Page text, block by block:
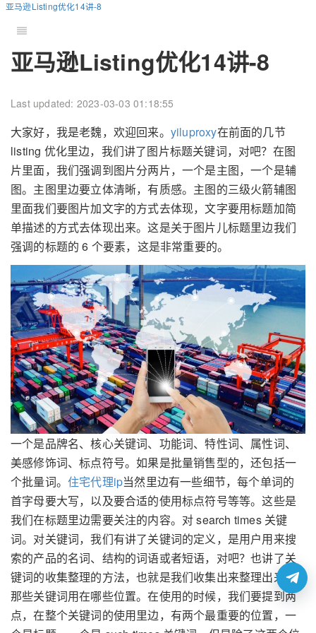
亚马逊Listing优化14讲-8
亚马逊Listing优化14讲-8
Last updated: 2023-03-03 01:18:55
大家好，我是老魏，欢迎回来。 yiluproxy在前面的几节
listing 优化里边，我们讲了图片标题关键词，对吧？在图
片里面，我们强调到图片分两片，一个是主图，一个是辅
图。主图里边要立体清晰，有质感。主图的三级火箭辅图
里面我们要图片加文字的方式去体现，文字要用标题加简
单描述的方式去体现出来。这是关于图片儿标题里边我们
强调的标题的 6 个要素，这是非常重要的。
一个是品牌名、核心关键词、功能词、特性词、属性词、
美感修饰词、标点符号。如果是批量销售型的，还包括一
个批量词。 住宅代理ip当然里边有一些细节，每个单词的
首字母要大写，以及要合适的使用标点符号等等。这些是
我们在标题里边需要关注的内容。对 search times 关键
词。对关键词，我们有讲了关键词的定义，是用户用来搜
索的产品的名词、结构的词语或者短语，对吧？也讲了关
键词的收集整理的方法，也就是我们收集出来整理出来的
那些关键词用在哪些位置。在使用的时候，我们要提到两
点，在整个关键词的使用里边，有两个最重要的位置，一